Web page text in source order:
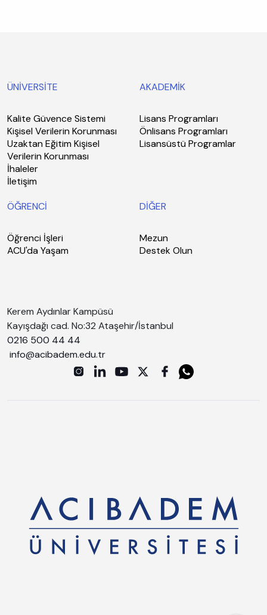
ÜNİVERSİTE
Kalite Güvence Sistemi
Kişisel Verilerin Korunması
Uzaktan Eğitim Kişisel
Verilerin Korunması
İhaleler
İletişim
AKADEMİK
Lisans Programları
Önlisans Programları
Lisansüstü Programlar
ÖĞRENCİ
Öğrenci İşleri
ACU'da Yaşam
DİĞER
Mezun
Destek Olun
Kerem Aydınlar Kampüsü
Kayışdağı cad. No:32 Ataşehir/İstanbul
0216 500 44 44
info@acibadem.edu.tr